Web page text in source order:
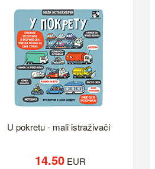
U pokretu - mali istraživači
14.50EUR